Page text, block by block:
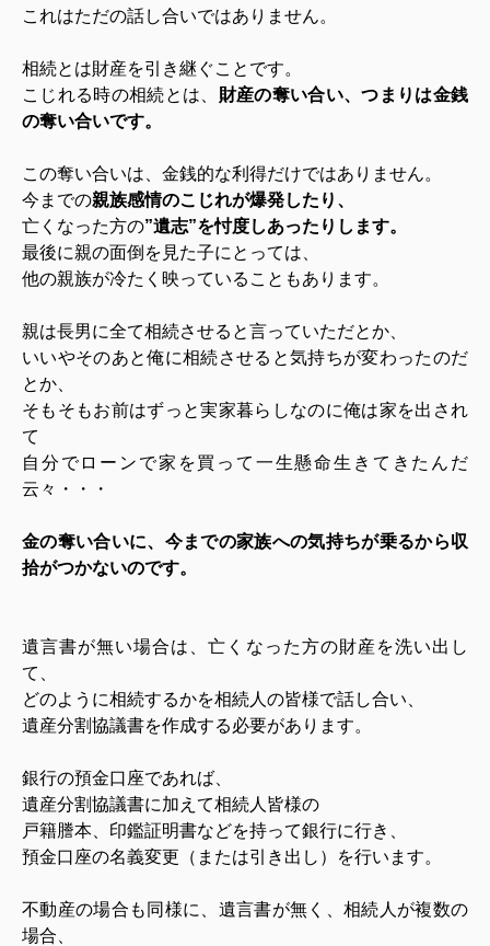
これはただの話し合いではありません。
相続とは財産を引き継ぐことです。
こじれる時の相続とは、 財産の奪い合い、つまりは金銭
の奪い合いです。
この奪い合いは、金銭的な利得だけではありません。
今までの親族感情のこじれが爆発したり、
亡くなった方の”遺志”を忖度しあったりします。
最後に親の面倒を見た子にとっては、
他の親族が冷たく映っていることもあります。
親は長男に全て相続させると言っていただとか、
いいやそのあと俺に相続させると気持ちが変わったのだ
とか、
そもそもお前はずっと実家暮らしなのに俺は家を出され
て
自分でローンで家を買って一生懸命生きてきたんだ
云々・・・
金の奪い合いに、今までの家族への気持ちが乗るから収
拾がつかないのです。
遺言書が無い場合は、亡くなった方の財産を洗い出し
て、
どのように相続するかを相続人の皆様で話し合い、
遺産分割協議書を作成する必要があります。
銀行の預金口座であれば、
遺産分割協議書に加えて相続人皆様の
戸籍謄本、印鑑証明書などを持って銀行に行き、
預金口座の名義変更（または引き出し）を行います。
不動産の場合も同様に、遺言書が無く、相続人が複数の
場合、